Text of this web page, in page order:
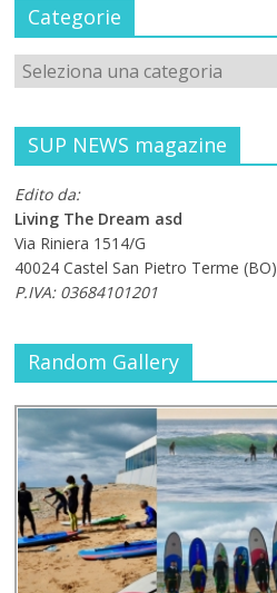
Categorie
SUP NEWS magazine
Edito da:
Living The Dream asd
Via Riniera 1514/G
40024 Castel San Pietro Terme (BO)
P.IVA: 03684101201
Random Gallery